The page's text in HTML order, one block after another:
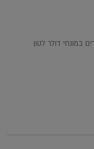
במונחי דולר לטון